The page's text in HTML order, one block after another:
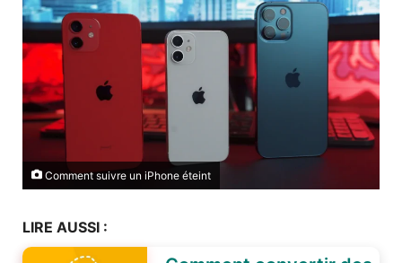
Comment suivre un iPhone éteint
LIRE AUSSI :